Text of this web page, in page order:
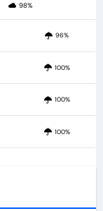
98%
96%
100%
100%
100%